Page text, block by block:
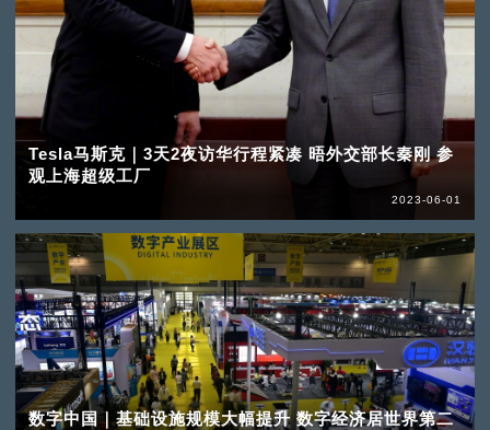
Tesla马斯克｜3天2夜访华行程紧凑 晤外交部长秦刚 参
观上海超级工厂
2023-06-01
数字中国｜基础设施规模大幅提升 数字经济居世界第二